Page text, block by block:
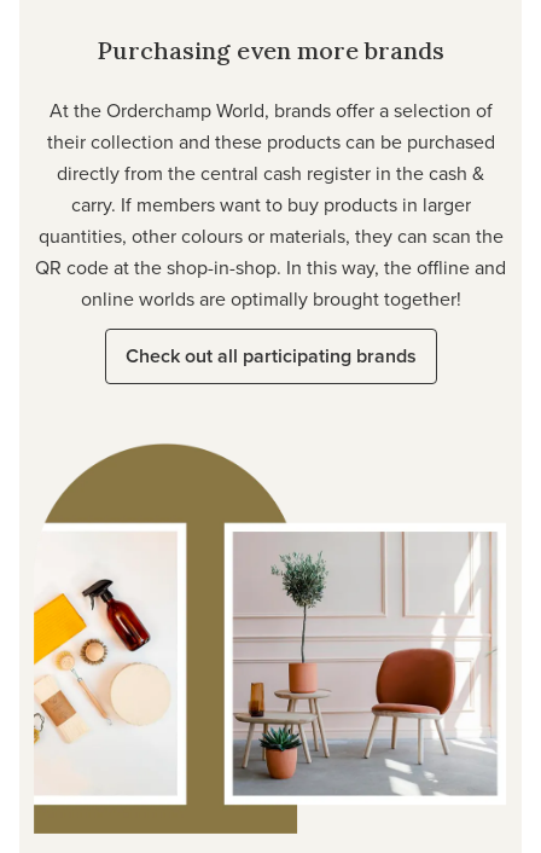
Purchasing even more brands
At the Orderchamp World, brands offer a selection of
their collection and these products can be purchased
directly from the central cash register in the cash &
carry. If members want to buy products in larger
quantities, other colours or materials, they can scan the
QR code at the shop-in-shop. In this way, the offline and
online worlds are optimally brought together!
Check out all participating brands